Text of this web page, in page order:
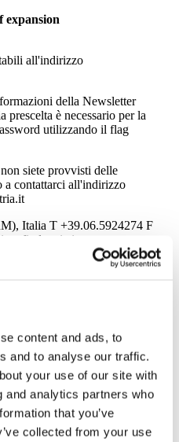
content and ads, to
and to analyse our traffic.
your use of our site with
and analytics partners who
that you’ve
collected from your use
expansion
all'indirizzo
della Newsletter
prescelta è necessario per la
utilizzando il flag
siete provvisti delle
a contattarci all'indirizzo
Italia T +39.06.5924274 F
Alberghi
dell'economia italiana del
di Arta